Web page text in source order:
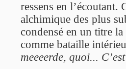
ressens en
alchimique des plus
condensé en un titre la
comme bataille
meeeerde, quoi...